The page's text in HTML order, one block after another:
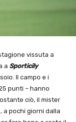
vissuta a
a Sporticily
Il campo e i
punti – hanno
ciò, il mister
a pochi giorni dalla